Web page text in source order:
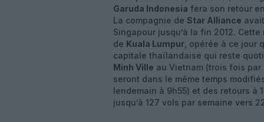
Garuda Indonesia fera son retour
La compagnie de Star Alliance
Singapour jusqu’à la fin 2012.
de Kuala Lumpur , opérée à ce jour
capitale thaïlandaise qui reste
Minh Ville au Vietnam (trois fois par
seront dans le même temps
lendemain à 9h55) et des retours à
jusqu’à 127 vols par semaine vers